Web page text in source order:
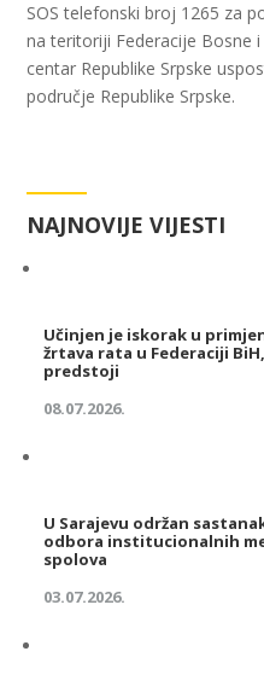
SOS telefonski broj 1265 za
na teritoriji Federacije Bosne
centar Republike Srpske
područje Republike Srpske.
NAJNOVIJE VIJESTI
Učinjen je iskorak u
žrtava rata u Federaciji
predstoji
08.07.2026.
U Sarajevu održan
odbora institucionalnih
spolova
03.07.2026.